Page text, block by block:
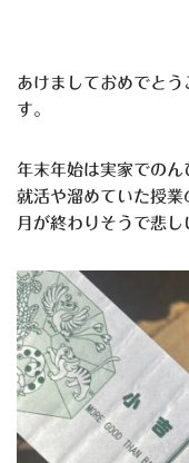
あけましておめでと
す。
年末年始は実家での
就活や溜めていた授業
月が終わりそうで悲し